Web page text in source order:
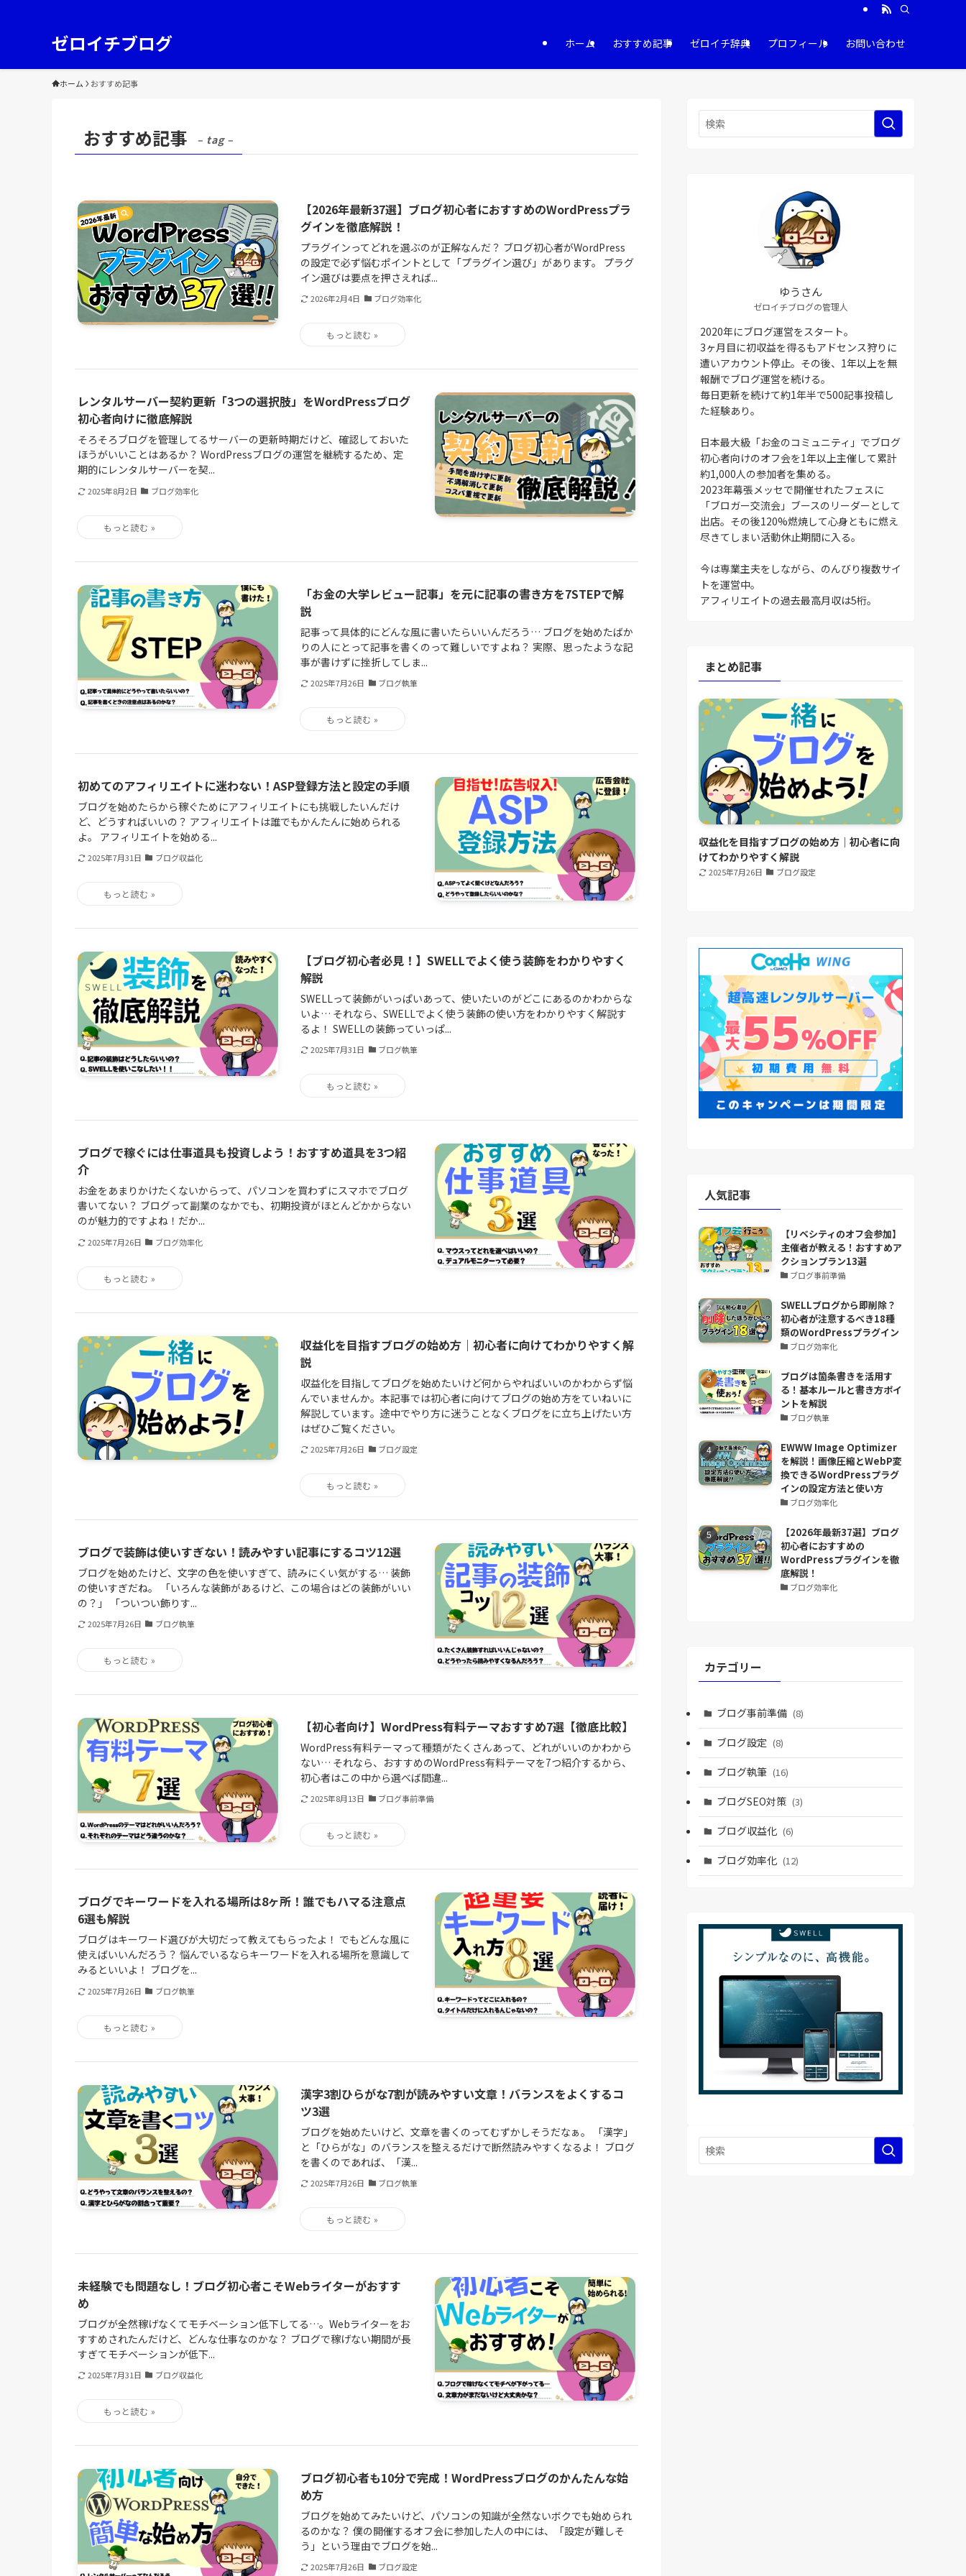
ゼロイチブログ ホーム おすすめ記事 ゼロイチ辞典 プロフィール お問い合わせ
ホーム おすすめ記事
おすすめ記事 – tag –
【2026年最新37選】ブログ初心者におすすめのWordPressプラ
グインを徹底解説！
プラグインってどれを選ぶのが正解なんだ？ ブログ初心者がWordPress
の設定で必ず悩むポイントとして「プラグイン選び」があります。 プラグ
イン選びは要点を押さえれば...
2026年2月4日 ブログ効率化
レンタルサーバー契約更新「3つの選択肢」をWordPressブログ
初心者向けに徹底解説
そろそろブログを管理してるサーバーの更新時期だけど、確認しておいた
ほうがいいことはあるか？ WordPressブログの運営を継続するため、定
期的にレンタルサーバーを契...
2025年8月2日 ブログ効率化
「お金の大学レビュー記事」を元に記事の書き方を7STEPで解
説
記事って具体的にどんな風に書いたらいいんだろう… ブログを始めたばか
りの人にとって記事を書くのって難しいですよね？ 実際、思ったような記
事が書けずに挫折してしま...
2025年7月26日 ブログ執筆
初めてのアフィリエイトに迷わない！ASP登録方法と設定の手順
ブログを始めたらから稼ぐためにアフィリエイトにも挑戦したいんだけ
ど、どうすればいいの？ アフィリエイトは誰でもかんたんに始められる
よ。 アフィリエイトを始める...
2025年7月31日 ブログ収益化
【ブログ初心者必見！】SWELLでよく使う装飾をわかりやすく
解説
SWELLって装飾がいっぱいあって、使いたいのがどこにあるのかわからな
いよ… それなら、SWELLでよく使う装飾の使い方をわかりやすく解説す
るよ！ SWELLの装飾っていっぱ...
2025年7月31日 ブログ執筆
ブログで稼ぐには仕事道具も投資しよう！おすすめ道具を3つ紹
介
お金をあまりかけたくないからって、パソコンを買わずにスマホでブログ
書いてない？ ブログって副業のなかでも、初期投資がほとんどかからない
のが魅力的ですよね！だか...
2025年7月26日 ブログ効率化
収益化を目指すブログの始め方｜初心者に向けてわかりやすく解
説
収益化を目指してブログを始めたいけど何からやればいいのかわからず悩
んでいませんか。本記事では初心者に向けてブログの始め方をていねいに
解説しています。途中でやり方に迷うことなくブログをに立ち上げたい方
はぜひご覧ください。
2025年7月26日 ブログ設定
ブログで装飾は使いすぎない！読みやすい記事にするコツ12選
ブログを始めたけど、文字の色を使いすぎて、読みにくい気がする… 装飾
の使いすぎだね。 「いろんな装飾があるけど、この場合はどの装飾がいい
の？」 「ついつい飾りす...
2025年7月26日 ブログ執筆
【初心者向け】WordPress有料テーマおすすめ7選【徹底比較】
WordPress有料テーマって種類がたくさんあって、どれがいいのかわから
ない… それなら、おすすめのWordPress有料テーマを7つ紹介するから、
初心者はこの中から選べば間違...
2025年8月13日 ブログ事前準備
ブログでキーワードを入れる場所は8ヶ所！誰でもハマる注意点
6選も解説
ブログはキーワード選びが大切だって教えてもらったよ！ でもどんな風に
使えばいいんだろう？ 悩んでいるならキーワードを入れる場所を意識して
みるといいよ！ ブログを...
2025年7月26日 ブログ執筆
漢字3割ひらがな7割が読みやすい文章！バランスをよくするコ
ツ3選
ブログを始めたいけど、文章を書くのってむずかしそうだなぁ。 「漢字」
と「ひらがな」のバランスを整えるだけで断然読みやすくなるよ！ ブログ
を書くのであれば、「漢...
2025年7月26日 ブログ執筆
未経験でも問題なし！ブログ初心者こそWebライターがおすす
め
ブログが全然稼げなくてモチベーション低下してる…。Webライターをお
すすめされたんだけど、どんな仕事なのかな？ ブログで稼げない期間が長
すぎてモチベーションが低下...
2025年7月31日 ブログ収益化
ブログ初心者も10分で完成！WordPressブログのかんたんな始
め方
ブログを始めてみたいけど、パソコンの知識が全然ないボクでも始められ
るのかな？ 僕の開催するオフ会に参加した人の中には、「設定が難しそ
う」という理由でブログを始...
2025年7月26日 ブログ設定
ゆうさん
ゼロイチブログの管理人
2020年にブログ運営をスタート。
3ヶ月目に初収益を得るもアドセンス狩りに
遭いアカウント停止。その後、1年以上を無
報酬でブログ運営を続ける。
毎日更新を続けて約1年半で500記事投稿し
た経験あり。
日本最大級「お金のコミュニティ」でブログ
初心者向けのオフ会を1年以上主催して累計
約1,000人の参加者を集める。
2023年幕張メッセで開催せれたフェスに
「ブロガー交流会」ブースのリーダーとして
出店。その後120%燃焼して心身ともに燃え
尽きてしまい活動休止期間に入る。
今は専業主夫をしながら、のんびり複数サイ
トを運営中。
アフィリエイトの過去最高月収は5桁。
まとめ記事
収益化を目指すブログの始め方｜初心者に向
けてわかりやすく解説
2025年7月26日 ブログ設定
人気記事
【リベシティのオフ会参加】
主催者が教える！おすすめア
クションプラン13選
ブログ事前準備
SWELLブログから即削除？
初心者が注意するべき18種
類のWordPressプラグイン
ブログ効率化
ブログは箇条書きを活用す
る！基本ルールと書き方ポイ
ントを解説
ブログ執筆
EWWW Image Optimizer
を解説！画像圧縮とWebP変
換できるWordPressプラグ
インの設定方法と使い方
ブログ効率化
【2026年最新37選】ブログ
初心者におすすめの
WordPressプラグインを徹
底解説！
ブログ効率化
カテゴリー
ブログ事前準備 (8)
ブログ設定 (8)
ブログ執筆 (16)
ブログSEO対策 (3)
ブログ収益化 (6)
ブログ効率化 (12)